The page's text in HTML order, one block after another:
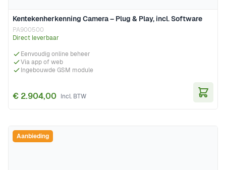
Kentekenherkenning Camera – Plug & Play, incl. Software
PA900500
Direct leverbaar
Eenvoudig online beheer
Via app of web
Ingebouwde GSM module
€ 2.904,00
Aanbieding